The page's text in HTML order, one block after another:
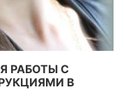
РАБОТЫ С
В